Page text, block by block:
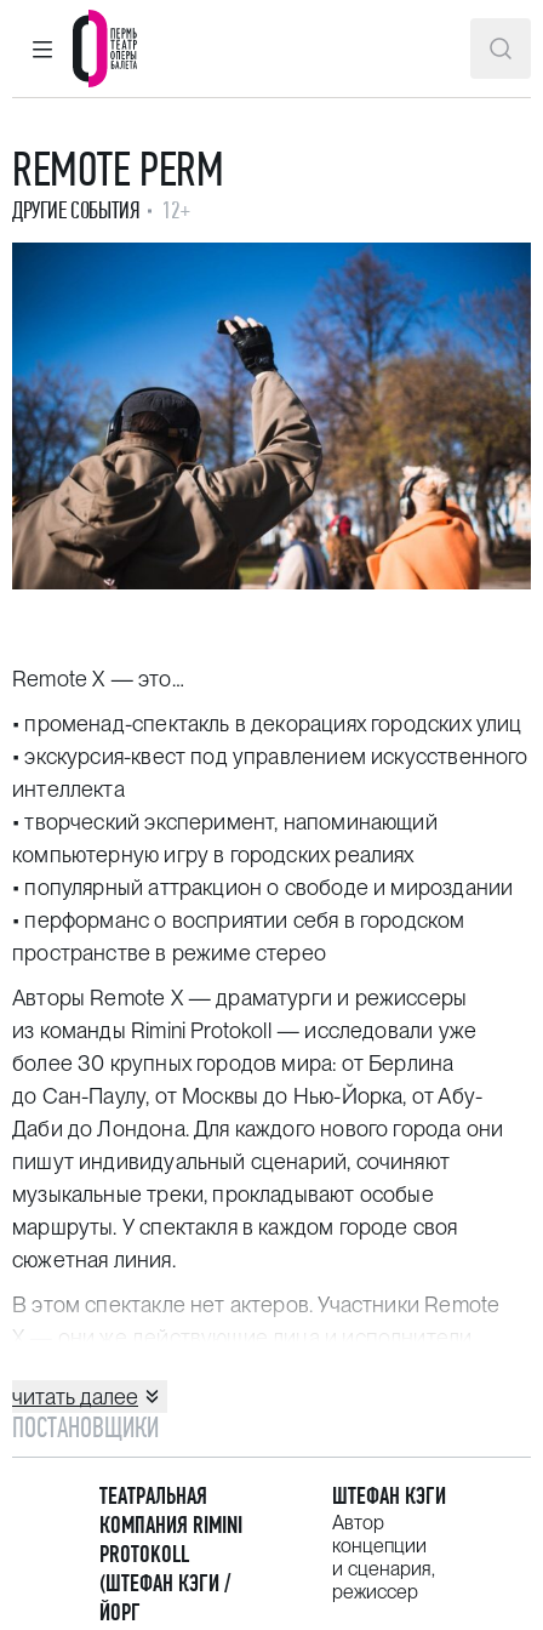
ГЛАВНОЕ МЕНЮ
Пермский театр оперы и балета
REMOTE PERM
ДРУГИЕ СОБЫТИЯ 12+
Remote Х — это…
• променад-спектакль в декорациях городских улиц
• экскурсия-квест под управлением искусственного
интеллекта
• творческий эксперимент, напоминающий
компьютерную игру в городских реалиях
• популярный аттракцион о свободе и мироздании
• перформанс о восприятии себя в городском
пространстве в режиме стерео
Авторы Remote X — драматурги и режиссеры
из команды Rimini Protokoll — исследовали уже
более 30 крупных городов мира: от Берлина
до Сан-Паулу, от Москвы до Нью-Йорка, от Абу-
Даби до Лондона. Для каждого нового города они
пишут индивидуальный сценарий, сочиняют
музыкальные треки, прокладывают особые
маршруты. У спектакля в каждом городе своя
сюжетная линия.
В этом спектакле нет актеров. Участники Remote
Х — они же действующие лица и исполнители.
Синтетический голос, напоминающий голос GPS-
навигатора, произносит первую фразу: «Привет,
указаниям.
Rimini Protokoll — команда создателей Remote X —
базируется в Берлине. В 2002 году Хельгард Хауг,
Штефан Кэги и Даниель Ветцель стали работать
читать далее
ПОСТАНОВЩИКИ
ТЕАТРАЛЬНАЯ
КОМПАНИЯ RIMINI
PROTOKOLL
(ШТЕФАН КЭГИ /
ЙОРГ
ШТЕФАН КЭГИ
Автор
концепции
и сценария,
режиссер